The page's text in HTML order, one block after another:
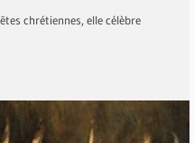
chrétiennes, elle célèbre